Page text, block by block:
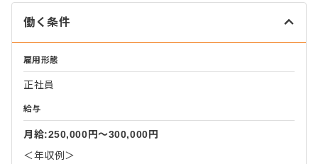
働く条件
雇用形態
正社員
給与
月給:250,000円〜300,000円
＜年収例＞